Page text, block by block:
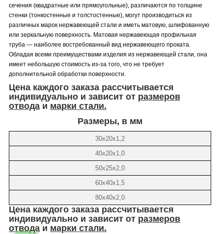
сечения (квадратные или прямоугольные), различаются по толщине
стенки (тонкостенные и толстостенные), могут производиться из
различных марок нержавеющей стали и иметь матовую, шлифованную
или зеркальную поверхность. Матовая нержавеющая профильная
труба — наиболее востребованный вид нержавеющего проката.
Обладая всеми преимуществами изделия из нержавеющей стали, она
имеет небольшую стоимость из-за того, что не требует
дополнительной обработки поверхности.
Цена каждого заказа рассчитывается
индивидуально и зависит от размеров
отвода и марки стали.
Размеры, в мм
30х20х1,2
40х20х1,0
50х25х2,0
60х40х1,5
80х40х2,0
Цена каждого заказа рассчитывается
индивидуально и зависит от размеров
отвода и марки стали.